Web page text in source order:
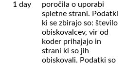
1 day
poročila o uporabi
spletne strani. Podatki
ki se zbirajo so: število
obiskovalcev, vir od
koder prihajajo in
strani ki so jih
obiskovali. Podatki so